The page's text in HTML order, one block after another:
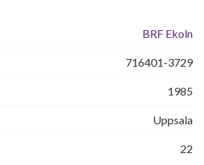
BRF Ekoln
716401-3729
1985
Uppsala
22